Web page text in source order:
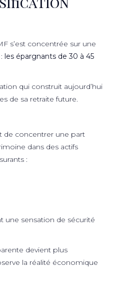
s’est concentrée sur une
les épargnants de 30 à 45
qui construit aujourd’hui
de sa retraite future.
de concentrer une part
dans des actifs
:
une sensation de sécurité
devient plus
la réalité économique